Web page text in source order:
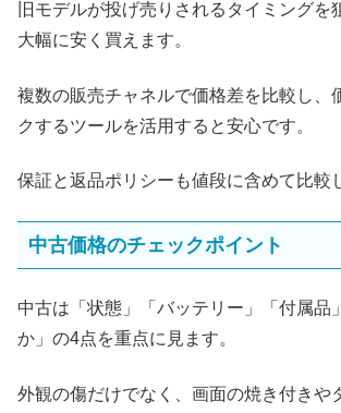
旧モデルが投げ売りされるタイミングを
大幅に安く買えます。
複数の販売チャネルで価格差を比較し、
クするツールを活用すると安心です。
保証と返品ポリシーも値段に含めて比較
中古価格のチェックポイント
中古は「状態」「バッテリー」「付属品
か」の4点を重点に見ます。
外観の傷だけでなく、画面の焼き付きや